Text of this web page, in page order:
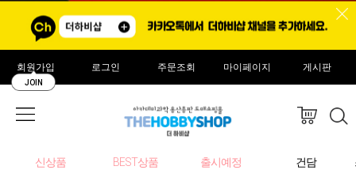
회원가입
JOIN
로그인 주문조회 마이페이지 게시판
신상품 BEST상품 출시예정 건담